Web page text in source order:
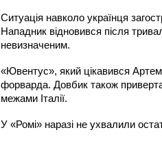
Ситуація навколо українця
Нападник відновився після
невизначеним.
«Ювентус», який цікавився
форварда. Довбик також
межами Італії.
У «Ромі» наразі не ухвалили